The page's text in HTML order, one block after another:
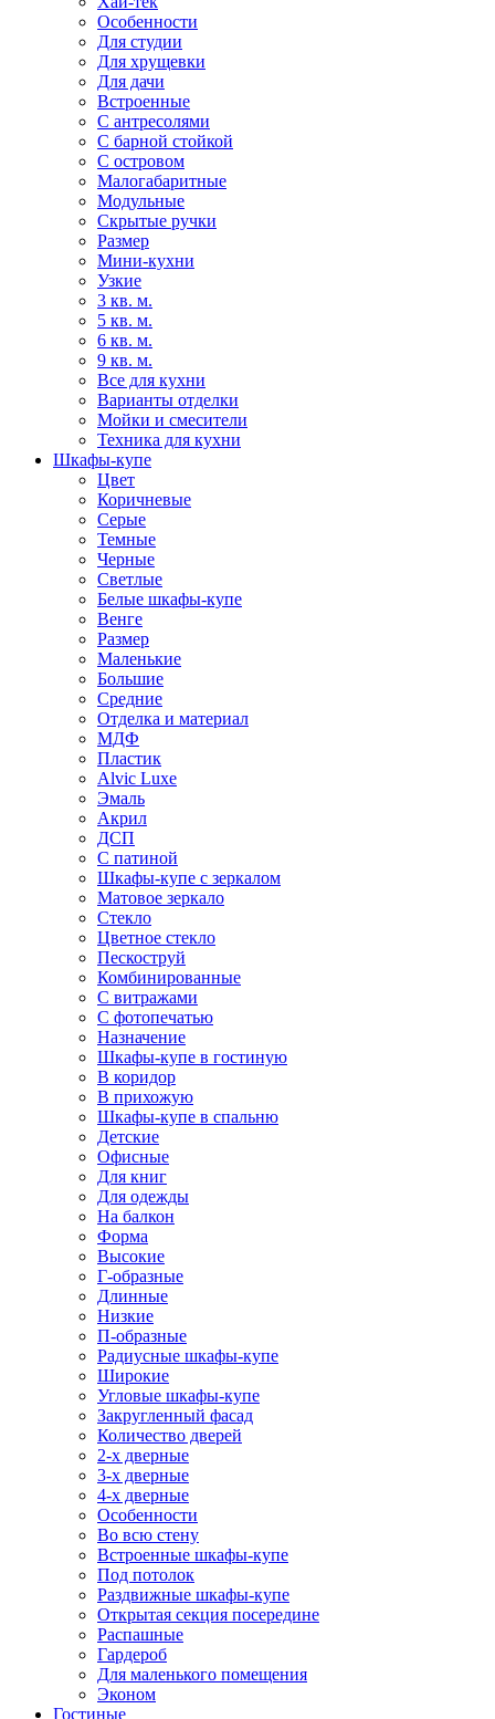
Особенности
Для студии
Для хрущевки
Для дачи
Встроенные
С антресолями
С барной стойкой
С островом
Малогабаритные
Модульные
Скрытые ручки
Размер
Мини-кухни
Узкие
3 кв. м.
5 кв. м.
6 кв. м.
9 кв. м.
Все для кухни
Варианты отделки
Мойки и смесители
Техника для кухни
Шкафы-купе
Цвет
Коричневые
Серые
Темные
Черные
Светлые
Белые шкафы-купе
Венге
Размер
Маленькие
Большие
Средние
Отделка и материал
МДФ
Пластик
Alvic Luxe
Эмаль
Акрил
ДСП
С патиной
Шкафы-купе с зеркалом
Матовое зеркало
Стекло
Цветное стекло
Пескоструй
Комбинированные
С витражами
С фотопечатью
Назначение
Шкафы-купе в гостиную
В коридор
В прихожую
Шкафы-купе в спальню
Детские
Офисные
Для книг
Для одежды
На балкон
Форма
Высокие
Г-образные
Длинные
Низкие
П-образные
Радиусные шкафы-купе
Широкие
Угловые шкафы-купе
Закругленный фасад
Количество дверей
2-х дверные
3-х дверные
4-х дверные
Особенности
Во всю стену
Встроенные шкафы-купе
Под потолок
Раздвижные шкафы-купе
Открытая секция посередине
Распашные
Гардероб
Для маленького помещения
Эконом
Гостиные